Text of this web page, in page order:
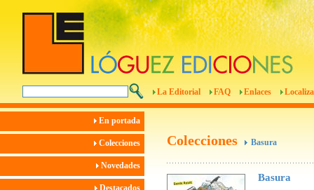
La Editorial FAQ Enlaces
En portada
Colecciones
Novedades
Destacados
Colecciones Basura
Basura